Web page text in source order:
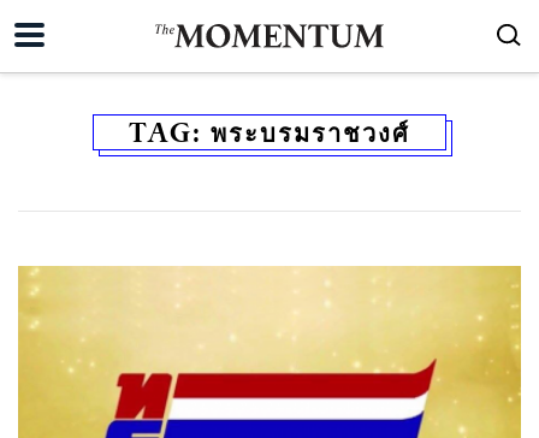
TAG: พระบรมราชวงศ์